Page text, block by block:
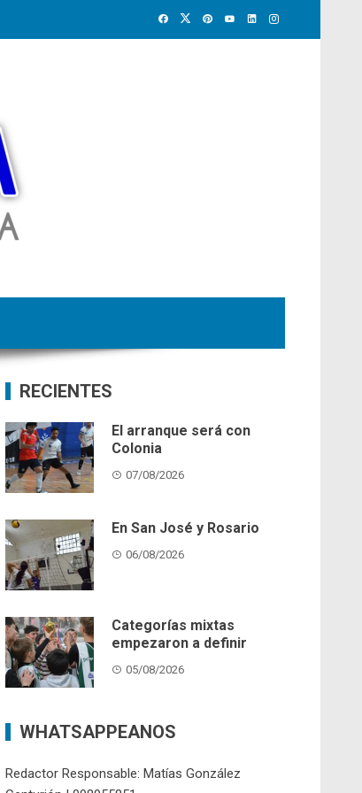
RECIENTES
El arranque será con
Colonia
07/08/2026
En San José y Rosario
06/08/2026
Categorías mixtas
empezaron a definir
05/08/2026
WHATSAPPEANOS
Redactor Responsable: Matías González